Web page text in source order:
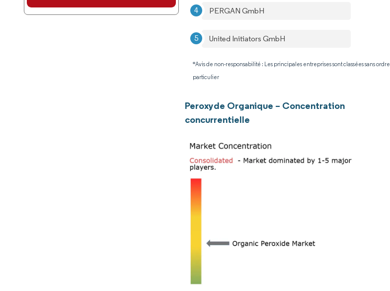
PERGAN GmbH
United Initiators GmbH
*Avis de non-responsabilité : Les principales entreprises sont classées sans ordre
particulier
Peroxyde Organique – Concentration
concurrentielle